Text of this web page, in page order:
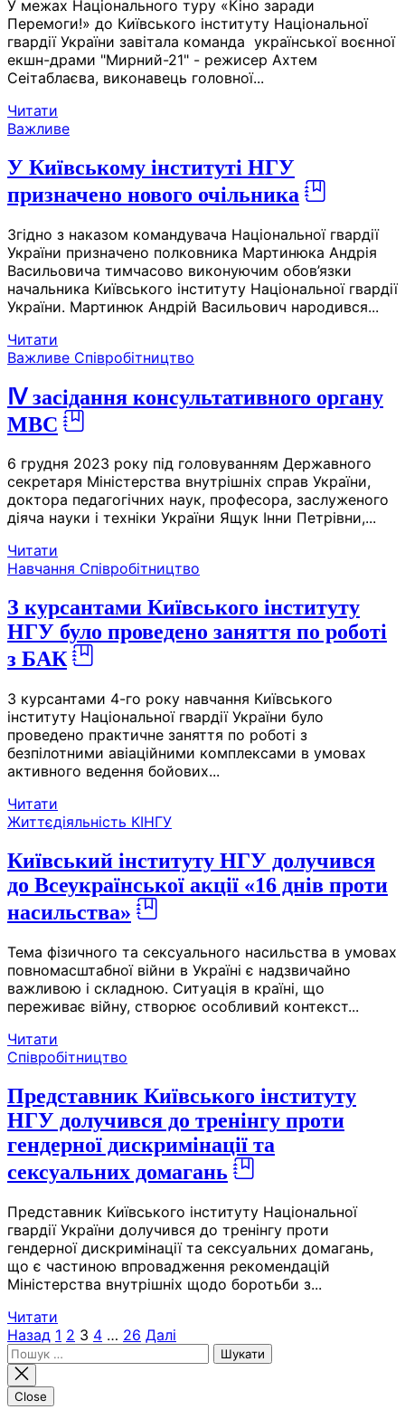
У межах Національного туру «Кіно заради
Перемоги!» до Київського інституту Національної
гвардії України завітала команда української воєнної
екшн-драми "Мирний-21" - режисер Ахтем
Сеітаблаєва, виконавець головної...
Читати
Важливе
У Київському інституті НГУ
призначено нового очільника
Згідно з наказом командувача Національної гвардії
України призначено полковника Мартинюка Андрія
Васильовича тимчасово виконуючим обов’язки
начальника Київського інституту Національної гвардії
України. Мартинюк Андрій Васильович народився...
Читати
Важливе Співробітництво
Ⅳ засідання консультативного органу
МВС
6 грудня 2023 року під головуванням Державного
секретаря Міністерства внутрішніх справ України,
доктора педагогічних наук, професора, заслуженого
діяча науки і техніки України Ящук Інни Петрівни,...
Читати
Навчання Співробітництво
З курсантами Київського інституту
НГУ було проведено заняття по роботі
з БАК
З курсантами 4-го року навчання Київського
інституту Національної гвардії України було
проведено практичне заняття по роботі з
безпілотними авіаційними комплексами в умовах
активного ведення бойових...
Читати
Життєдіяльність КІНГУ
Київський інституту НГУ долучився
до Всеукраїнської акції «16 днів проти
насильства»
Тема фізичного та сексуального насильства в умовах
повномасштабної війни в Україні є надзвичайно
важливою і складною. Ситуація в країні, що
переживає війну, створює особливий контекст...
Читати
Співробітництво
Представник Київського інституту
НГУ долучився до тренінгу проти
гендерної дискримінації та
сексуальних домагань
Представник Київського інституту Національної
гвардії України долучився до тренінгу проти
гендерної дискримінації та сексуальних домагань,
що є частиною впровадження рекомендацій
Міністерства внутрішніх щодо боротьби з...
Читати
Пагінація
записів
Назад 1 2 3 4 … 26 Далі
Пошук:
Close